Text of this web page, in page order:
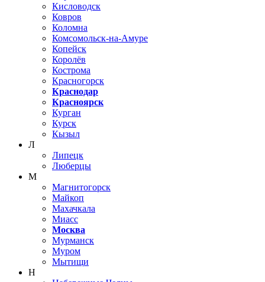
Кисловодск
Ковров
Коломна
Комсомольск-на-Амуре
Копейск
Королёв
Кострома
Красногорск
Краснодар
Красноярск
Курган
Курск
Кызыл
Л
Липецк
Люберцы
М
Магнитогорск
Майкоп
Махачкала
Миасс
Москва
Мурманск
Муром
Мытищи
Н